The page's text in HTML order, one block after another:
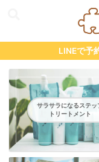
LINEで予
サラサラになるステッ
トリートメント